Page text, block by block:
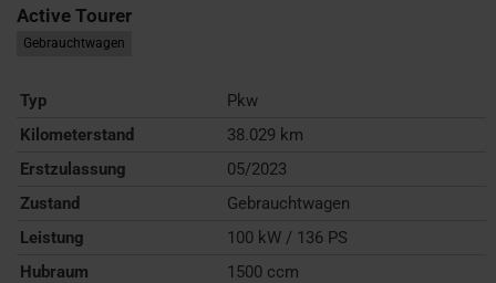
Active Tourer
Gebrauchtwagen
Typ
Pkw
Kilometerstand
38.029 km
Erstzulassung
05/2023
Zustand
Gebrauchtwagen
Leistung
100 kW / 136 PS
Hubraum
1500 ccm